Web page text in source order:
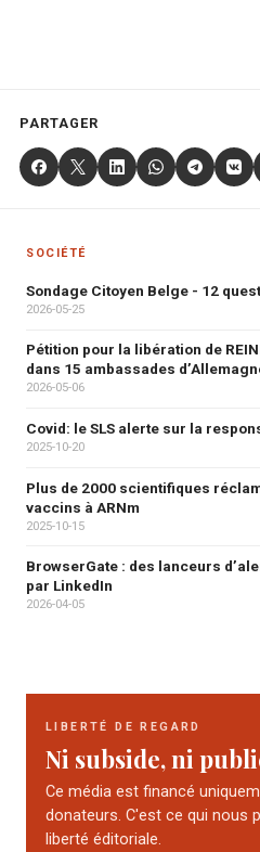
PARTAGER
SOCIÉTÉ
Sondage Citoyen Belge - 12
2026-05-25
Pétition pour la libération de
dans 15 ambassades
2026-05-06
Covid: le SLS alerte sur la
2025-10-20
Plus de 2000 scientifiques
vaccins à ARNm
2025-10-15
BrowserGate : des lanceurs
par LinkedIn
2026-04-05
LIBERTÉ DE REGARD
Ni subside, ni
Ce média est financé
donateurs. C'est ce qui nous
liberté éditoriale.